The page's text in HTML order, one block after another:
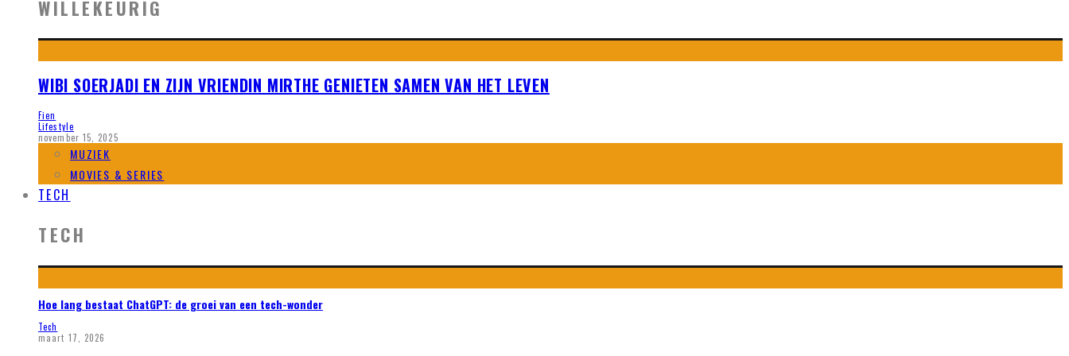
WILLEKEURIG
WIBI SOERJADI EN ZIJN VRIENDIN MIRTHE GENIETEN SAMEN VAN HET LEVEN
Fien
Lifestyle
november 15, 2025
MUZIEK
MOVIES & SERIES
TECH
TECH
Hoe lang bestaat ChatGPT: de groei van een tech-wonder
Tech
maart 17, 2026